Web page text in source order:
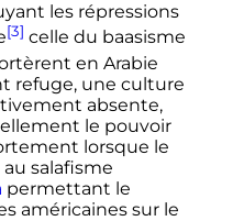
les répressions
[3] celle du baasisme
en Arabie
refuge, une culture
absente,
le pouvoir
lorsque le
salafisme
permettant le
américaines sur le